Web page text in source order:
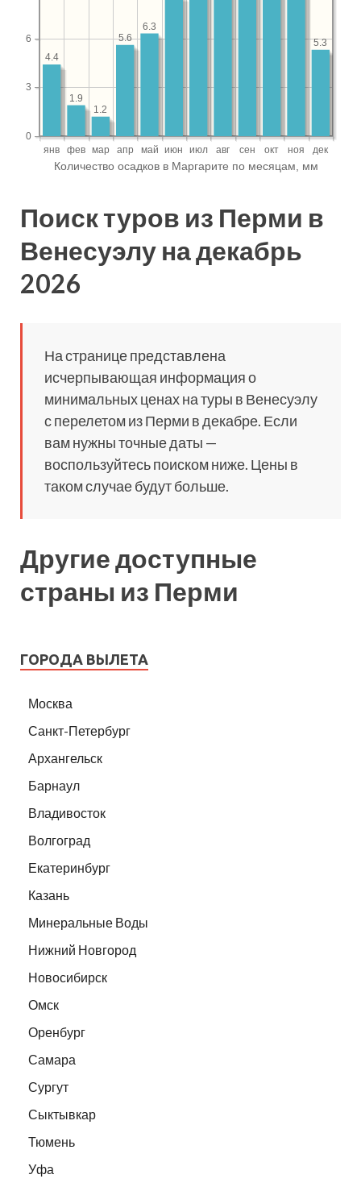
Поиск туров из Перми в
Венесуэлу на декабрь
2026
На странице представлена
исчерпывающая информация о
минимальных ценах на туры в Венесуэлу
с перелетом из Перми в декабре. Если
вам нужны точные даты —
воспользуйтесь поиском ниже. Цены в
таком случае будут больше.
Другие доступные
страны из Перми
ГОРОДА ВЫЛЕТА
Москва
Санкт-Петербург
Архангельск
Барнаул
Владивосток
Волгоград
Екатеринбург
Казань
Минеральные Воды
Нижний Новгород
Новосибирск
Омск
Оренбург
Самара
Сургут
Сыктывкар
Тюмень
Уфа